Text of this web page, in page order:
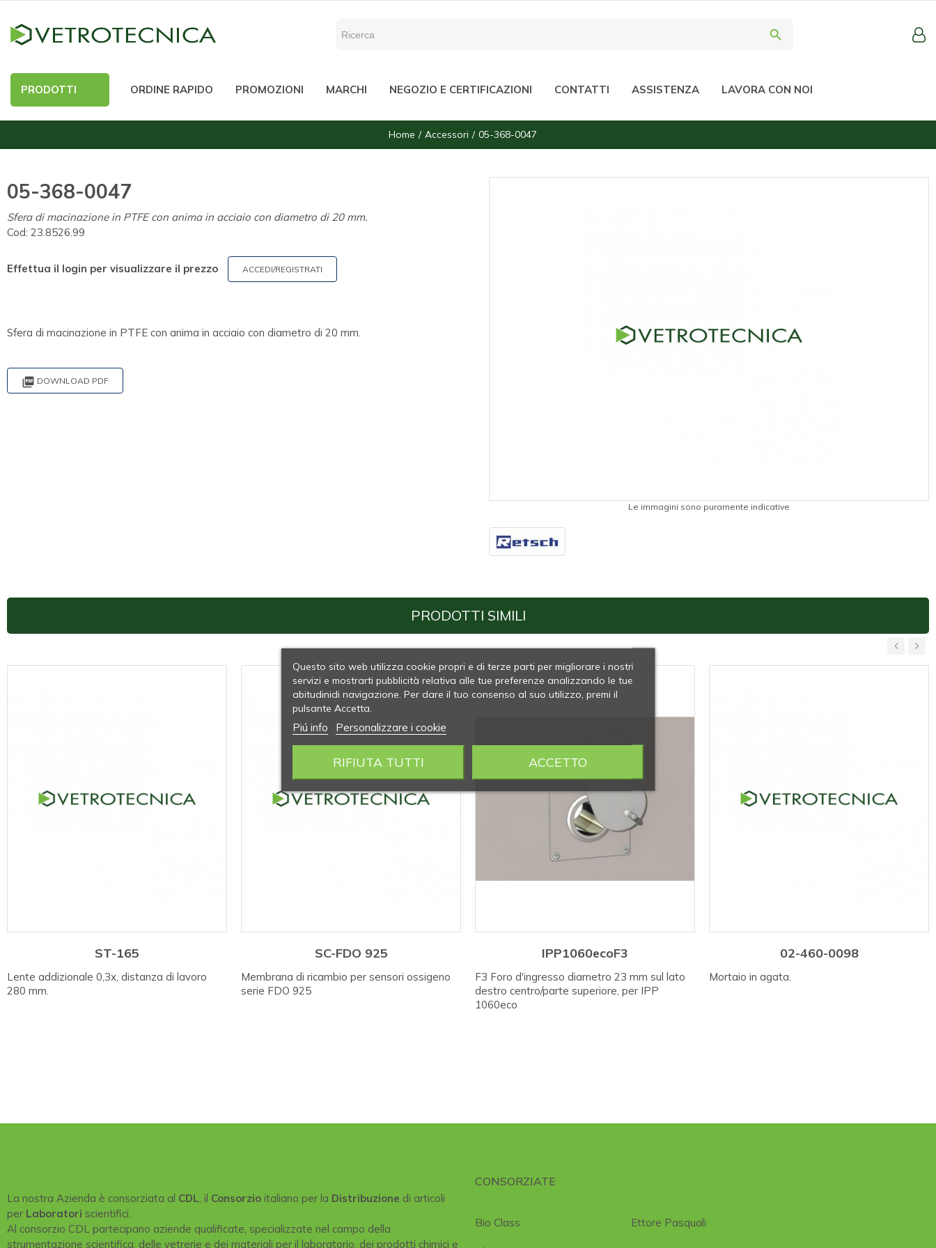
search
PRODOTTI ORDINE RAPIDO PROMOZIONI MARCHI NEGOZIO E CERTIFICAZIONI CONTATTI ASSISTENZA LAVORA CON NOI
Home Accessori 05-368-0047
05-368-0047
Sfera di macinazione in PTFE con anima in acciaio con diametro di 20 mm.
Cod: 23.8526.99
Effettua il login per visualizzare il prezzo ACCEDI/REGISTRATI
Sfera di macinazione in PTFE con anima in acciaio con diametro di 20 mm.
 DOWNLOAD PDF
Le immagini sono puramente indicative
PRODOTTI SIMILI
ST-165
Lente addizionale 0,3x, distanza di lavoro
280 mm.
SC-FDO 925
Membrana di ricambio per sensori ossigeno
serie FDO 925
IPP1060ecoF3
F3 Foro d'ingresso diametro 23 mm sul lato
destro centro/parte superiore, per IPP
1060eco
02-460-0098
Mortaio in agata.
‹ ›
La nostra Azienda è consorziata al CDL, il Consorzio italiano per la Distribuzione di articoli
per Laboratori scientifici.
Al consorzio CDL partecipano aziende qualificate, specializzate nel campo della
strumentazione scientifica, delle vetrerie e dei materiali per il laboratorio, dei prodotti chimici e
CONSORZIATE
Bio Class Ettore Pasquali
Questo sito web utilizza cookie propri e di terze parti per migliorare i nostri
servizi e mostrarti pubblicità relativa alle tue preferenze analizzando le tue
abitudinidi navigazione. Per dare il tuo consenso al suo utilizzo, premi il
pulsante Accetta.
Piú info Personalizzare i cookie
RIFIUTA TUTTI ACCETTO